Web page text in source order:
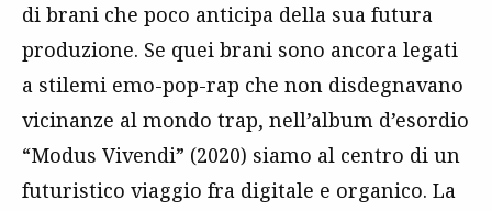
di brani che poco anticipa della sua futura
produzione. Se quei brani sono ancora legati
a stilemi emo-pop-rap che non disdegnavano
vicinanze al mondo trap, nell’album d’esordio
“Modus Vivendi” (2020) siamo al centro di un
futuristico viaggio fra digitale e organico. La